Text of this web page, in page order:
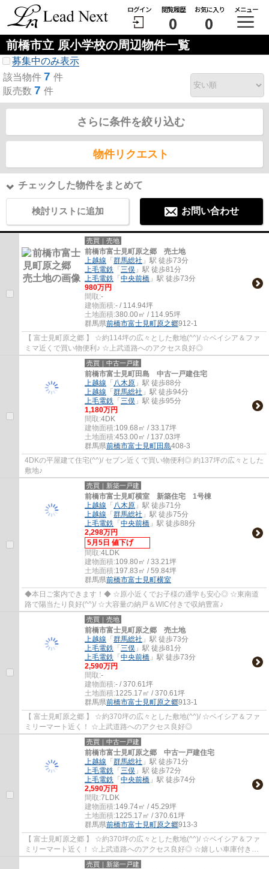
ログイン 閲覧履歴
0
お気に入り
0
メニュー
前橋市立 原小学校の周辺物件一覧
募集中のみ表示
該当物件 7 件
販売数 7 件
さらに条件を絞り込む
物件リクエスト
チェックした物件をまとめて
検討リストに追加 お問い合わせ
売買｜売地
前橋市富士見町原之郷 売土地
上越線 「 群馬総社 」駅 徒歩73分
上毛電鉄 「 三俣 」駅 徒歩81分
上毛電鉄 「 中央前橋 」駅 徒歩73分
980万円
間取:-
建物面積:- / 114.94坪
土地面積:380.00㎡ / 114.95坪
群馬県前橋市富士見町原之郷912-1
【 富士見町原之郷 】 ☆約114坪の広々とした敷地(^^)/ ☆ベイシア＆ファ
ミマ近くで買い物便利♪ ☆上武道路へのアクセス良好◎
売買｜中古一戸建
前橋市富士見町田島 中古一戸建住宅
上越線 「 八木原 」駅 徒歩88分
上越線 「 群馬総社 」駅 徒歩94分
上毛電鉄 「 三俣 」駅 徒歩95分
1,180万円
間取:4DK
建物面積:109.68㎡ / 33.17坪
土地面積:453.00㎡ / 137.03坪
群馬県前橋市富士見町田島408-3
4DKの平屋建て住宅(^^)/ セブン近くで買い物便利◎ 約137坪の広々とした
敷地♪
売買｜新築一戸建
前橋市富士見町横室 新築住宅 1号棟
上越線 「 八木原 」駅 徒歩71分
上越線 「 群馬総社 」駅 徒歩75分
上毛電鉄 「 中央前橋 」駅 徒歩88分
2,298万円
5月5日 値下げ
間取:4LDK
建物面積:109.80㎡ / 33.21坪
土地面積:197.83㎡ / 59.84坪
群馬県前橋市富士見町横室
◆本日ご案内できます！◆ ☆原小近くでお子様の通学も安心◎ ☆東南道
路で陽当たり良好(^^)/ ☆大容量の納戸＆WIC付きで収納豊富♪
売買｜売地
前橋市富士見町原之郷 売土地
上越線 「 群馬総社 」駅 徒歩73分
上毛電鉄 「 三俣 」駅 徒歩81分
上毛電鉄 「 中央前橋 」駅 徒歩73分
2,590万円
間取:-
建物面積:- / 370.61坪
土地面積:1225.17㎡ / 370.61坪
群馬県前橋市富士見町原之郷913-1
【 富士見町原之郷 】 ☆約370坪の広々とした敷地(^^)/ ☆ベイシア＆ファ
ミリーマート近く！ ☆上武道路へのアクセス良好◎
売買｜中古一戸建
前橋市富士見町原之郷 中古一戸建住宅
上越線 「 群馬総社 」駅 徒歩71分
上毛電鉄 「 三俣 」駅 徒歩72分
上毛電鉄 「 中央前橋 」駅 徒歩74分
2,590万円
間取:7LDK
建物面積:149.74㎡ / 45.29坪
土地面積:1225.17㎡ / 370.61坪
群馬県前橋市富士見町原之郷913-3
【 富士見町原之郷 】 ☆約370坪の広々とした敷地(^^)/ ☆ベイシア＆ファ
ミリーマート近く！ ☆上武道路へのアクセス良好◎ ☆嬉しい車庫付き
7LDK♪
売買｜新築一戸建